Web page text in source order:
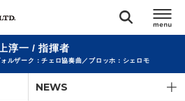
淳一 / 指揮者
ルザーク：チェロ協奏曲／ブロッホ：シェロモ
NEWS